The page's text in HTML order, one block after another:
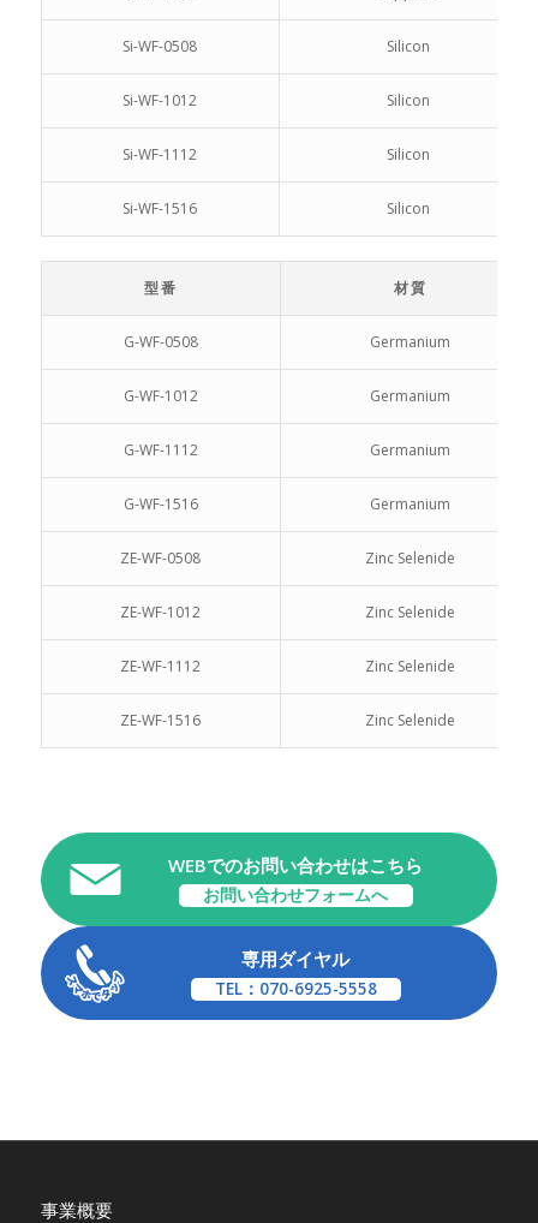
Si-WF-0508 Silicon
Si-WF-1012 Silicon
Si-WF-1112 Silicon
Si-WF-1516 Silicon
型番 材質
G-WF-0508 Germanium
G-WF-1012 Germanium
G-WF-1112 Germanium
G-WF-1516 Germanium
ZE-WF-0508 Zinc Selenide
ZE-WF-1012 Zinc Selenide
ZE-WF-1112 Zinc Selenide
ZE-WF-1516 Zinc Selenide
WEBでのお問い合わせはこちら
お問い合わせフォームへ
専用ダイヤル
TEL：070-6925-5558
事業概要